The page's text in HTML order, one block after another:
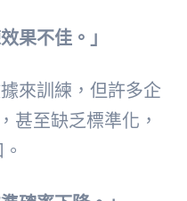
果不佳。」
來訓練，但許多企
甚至缺乏標準化，